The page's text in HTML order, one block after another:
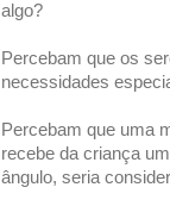
algo?
Percebam que os
necessidades
Percebam que uma
recebe da criança
ângulo, seria